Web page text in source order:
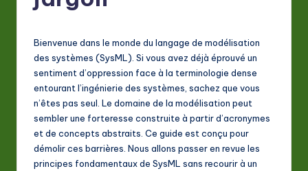
L
Bienvenue dans le monde du langage de modélisation
des systèmes (SysML). Si vous avez déjà éprouvé un
sentiment d’oppression face à la terminologie dense
entourant l’ingénierie des systèmes, sachez que vous
n’êtes pas seul. Le domaine de la modélisation peut
sembler une forteresse construite à partir d’acronymes
et de concepts abstraits. Ce guide est conçu pour
démolir ces barrières. Nous allons passer en revue les
principes fondamentaux de SysML sans recourir à un